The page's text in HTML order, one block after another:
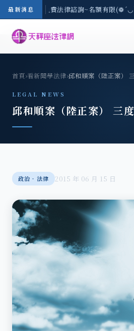
最新消息
3(一) 現場免費法律諮詢~名額有限
首頁›看新聞學法律›邱和順案（陸正案）
LEGAL NEWS
邱和順案（陸正案） 三
政治‧法律 2015 年 06 月 15 日